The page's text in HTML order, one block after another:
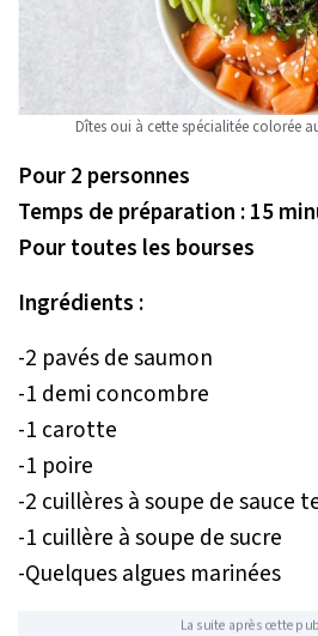
Dîtes oui à cette spécialitée colorée
Pour 2 personnes
Temps de préparation : 15
Pour toutes les bourses
Ingrédients :
-2 pavés de saumon
-1 demi concombre
-1 carotte
-1 poire
-2 cuillères à soupe de sauce
-1 cuillère à soupe de sucre
-Quelques algues marinées
La suite après cette